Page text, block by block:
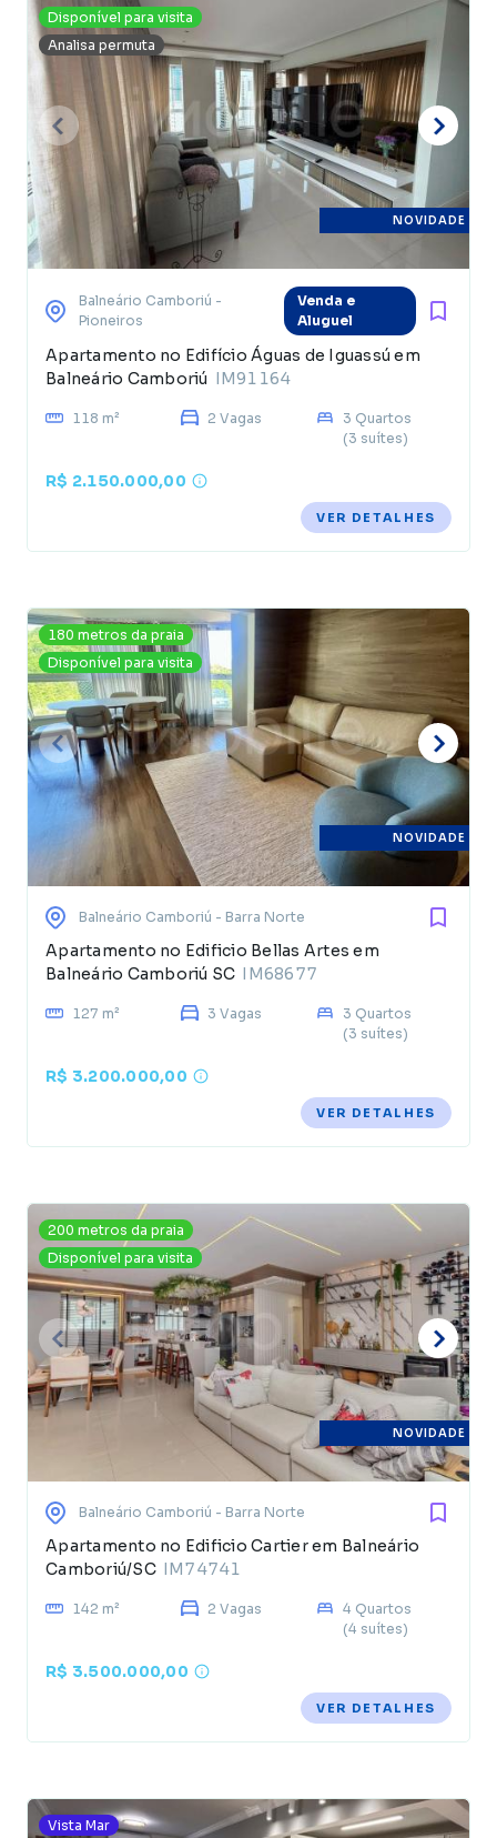
Disponível para visita
Analisa permuta
NOVIDADE
Balneário Camboriú -
Pioneiros
Venda e
Aluguel
Apartamento no Edifício Águas de Iguassú em
Balneário Camboriú IM91164
118 m² 2 Vagas
3 Quartos
(3 suítes)
R$ 2.150.000,00
VER DETALHES
180 metros da praia
Disponível para visita
NOVIDADE
Balneário Camboriú - Barra Norte
Apartamento no Edificio Bellas Artes em
Balneário Camboriú SC IM68677
127 m² 3 Vagas
3 Quartos
(3 suítes)
R$ 3.200.000,00
VER DETALHES
200 metros da praia
Disponível para visita
NOVIDADE
Balneário Camboriú - Barra Norte
Apartamento no Edificio Cartier em Balneário
Camboriú/SC IM74741
142 m² 2 Vagas
4 Quartos
(4 suítes)
R$ 3.500.000,00
VER DETALHES
Vista Mar